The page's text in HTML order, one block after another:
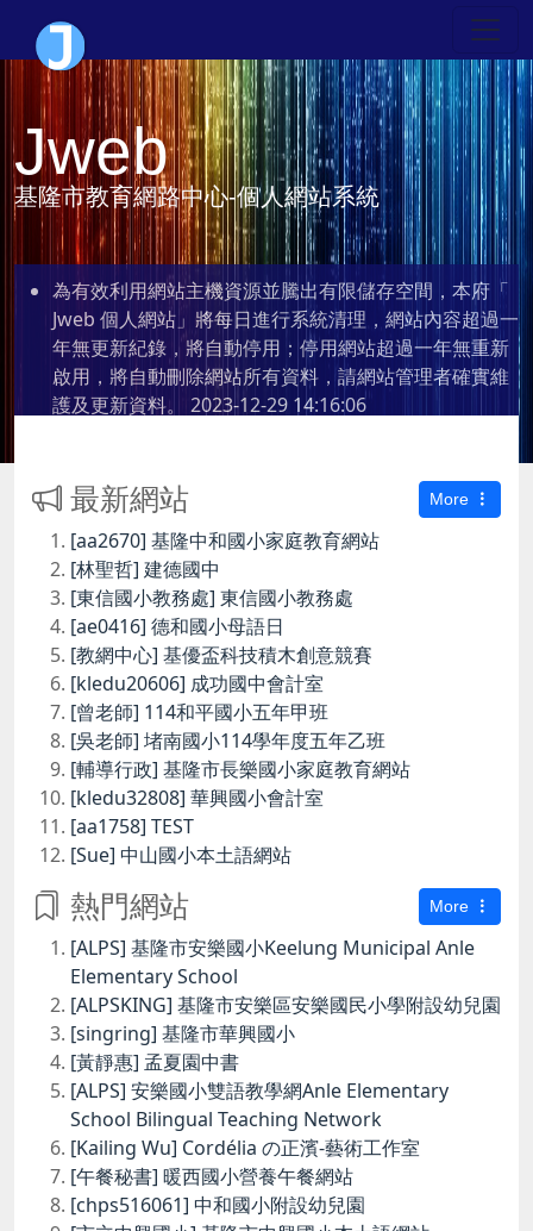
Jweb
基隆市教育網路中心-個人網站系統
為有效利用網站主機資源並騰出有限儲存空間，本府「
Jweb 個人網站」將每日進行系統清理，網站內容超過一
年無更新紀錄，將自動停用；停用網站超過一年無重新
啟用，將自動刪除網站所有資料，請網站管理者確實維
護及更新資料。 2023-12-29 14:16:06
最新網站 More
[aa2670] 基隆中和國小家庭教育網站
[林聖哲] 建德國中
[東信國小教務處] 東信國小教務處
[ae0416] 德和國小母語日
[教網中心] 基優盃科技積木創意競賽
[kledu20606] 成功國中會計室
[曾老師] 114和平國小五年甲班
[吳老師] 堵南國小114學年度五年乙班
[輔導行政] 基隆市長樂國小家庭教育網站
[kledu32808] 華興國小會計室
[aa1758] TEST
[Sue] 中山國小本土語網站
熱門網站 More
[ALPS] 基隆市安樂國小Keelung Municipal Anle
Elementary School
[ALPSKING] 基隆市安樂區安樂國民小學附設幼兒園
[singring] 基隆市華興國小
[黃靜惠] 孟夏園中書
[ALPS] 安樂國小雙語教學網Anle Elementary
School Bilingual Teaching Network
[Kailing Wu] Cordélia の正濱-藝術工作室
[午餐秘書] 暖西國小營養午餐網站
[chps516061] 中和國小附設幼兒園